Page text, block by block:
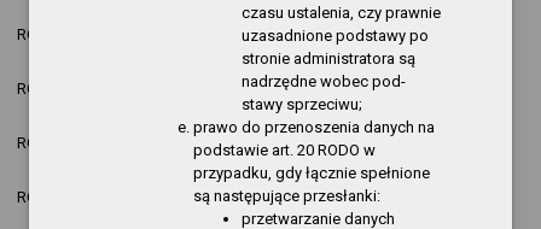
ROK 2025 Jakub Kasprzyk nowa pozycja
ROK 2025 Jakub Kasprzyk
ROK 2025
2025-12-05
09:58:20
Jakub Kasprzyk
ROK 2025
2025-12-04
12:00:22
Jakub Kasprzyk
czasu ustalenia, czy prawnie
uzasadnione podstawy po
stronie administratora są
nadrzędne wobec pod-
stawy sprzeciwu;
prawo do przenoszenia danych na
podstawie art. 20 RODO w
przypadku, gdy łącznie spełnione
są następujące przesłanki:
przetwarzanie danych